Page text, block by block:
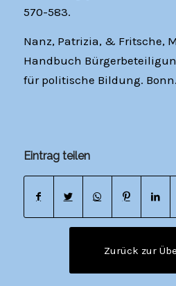
570-583.
Nanz, Patrizia, & Fritsche,
Handbuch
für politische Bildung. Bonn.
Eintrag teilen
Zurück zur